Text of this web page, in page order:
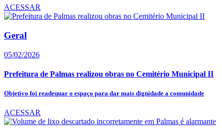
ACESSAR
Geral
05/02/2026
Prefeitura de Palmas realizou obras no Cemitério Municipal II
Objetivo foi readequar o espaço para dar mais dignidade a comunidade
ACESSAR